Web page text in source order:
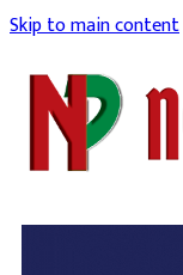
Skip to main content